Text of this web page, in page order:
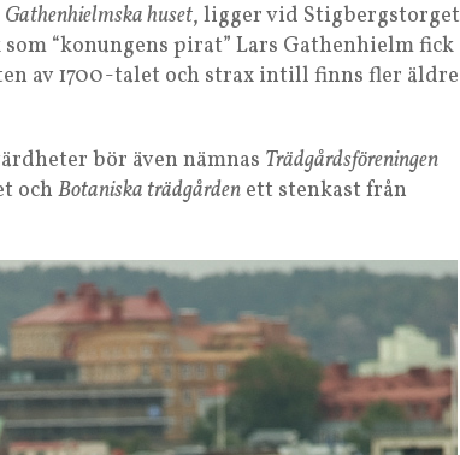
Gathenhielmska huset, ligger vid Stigbergstorget
“konungens pirat” Lars Gathenhielm fick
av 1700-talet och strax intill finns fler äldre
bör även nämnas Trädgårdsföreningen
och Botaniska trädgården ett stenkast från